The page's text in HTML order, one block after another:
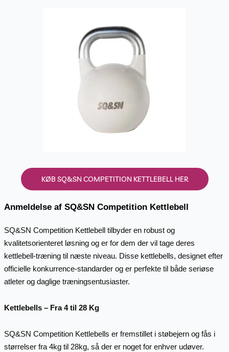
KØB SQ&SN COMPETITION KETTLEBELL HER
Anmeldelse af SQ&SN Competition Kettlebell
SQ&SN Competition Kettlebell tilbyder en robust og
kvalitetsorienteret løsning og er for dem der vil tage deres
kettlebell-træning til næste niveau. Disse kettlebells, designet efter
officielle konkurrence-standarder og er perfekte til både seriøse
atleter og daglige træningsentusiaster.
Kettlebells – Fra 4 til 28 Kg
SQ&SN Competition Kettlebells er fremstillet i støbejern og fås i
størrelser fra 4kg til 28kg, så der er noget for enhver udøver.